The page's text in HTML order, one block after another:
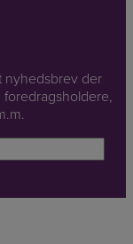
nyhedsbrev der